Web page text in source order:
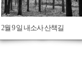
2월 9 일 내소사 산책길